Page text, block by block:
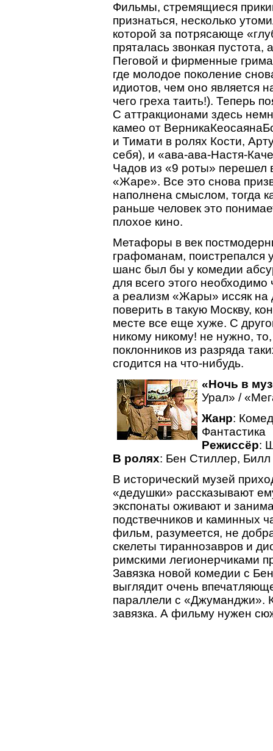
Фильмы, стремящиеся
признаться, несколько
которой за потрясающе
пряталась звонкая
Пеговой и фирменные
где молодое поколение
идиотов, чем оно является
чего греха таить!). Теперь
С аттракционами здесь
камео от
и Тимати в ролях Кости,
себя), и «ава-ава-Настя-
Чадов из «9 роты» перешел
«Жаре». Все это снова
наполнена смыслом, тогда
раньше человек это
плохое кино.
Метафоры в век
графоманам, поистрепался
шанс был бы у комедии
для всего этого
а реализм «Жары» иссяк на
поверить в такую Москву,
месте все еще хуже. С
никому никому! не нужно,
поклонников из разряда
сгодится на что-нибудь.
«Ночь в
Урал» /
Жанр:
Фантастика
Режиссёр:
В ролях: Бен Стиллер,
В исторический музей
«дедушки» рассказывают
экспонаты оживают и
подствечников и каминных
фильм, разумеется, не
скелеты тираннозавров и
римскими легионерчиками
Завязка новой комедии с
выглядит очень
параллели с «Джуманджи».
завязка. А фильму нужен